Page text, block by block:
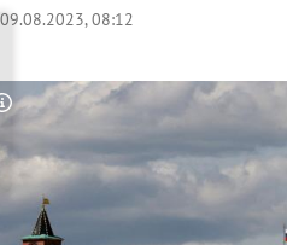
Untermenü
Untermenü
Untermenü
09.08.2023, 08:12
Copyright-Hinweis öffnen/schließen